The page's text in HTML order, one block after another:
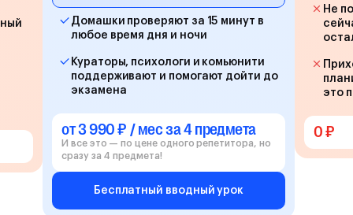
Домашки проверяют за 15 минут в
любое время дня и ночи
Кураторы, психологи и комьюнити
поддерживают и помогают дойти до
экзамена
от 3 990 ₽ / мес за 4 предмета
И все это — по цене одного репетитора, но
сразу за 4 предмета!
Бесплатный вводный урок
Не
это
0 ₽